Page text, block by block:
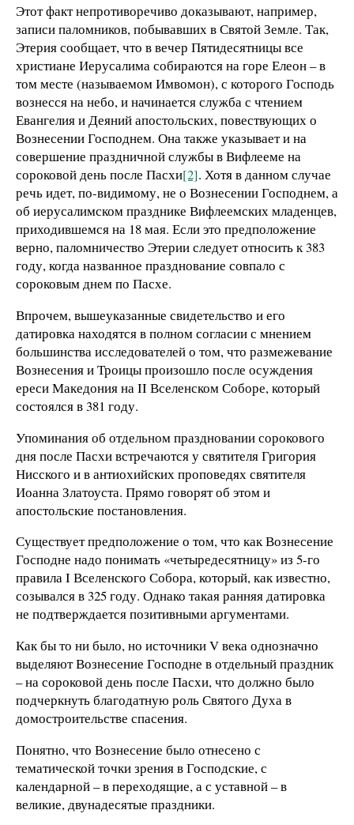
Этот факт непротиворечиво доказывают, например,
записи паломников, побывавших в Святой Земле. Так,
Этерия сообщает, что в вечер Пятидесятницы все
христиане Иерусалима собираются на горе Елеон – в
том месте (называемом Имвомон), с которого Господь
вознесся на небо, и начинается служба с чтением
Евангелия и Деяний апостольских, повествующих о
Вознесении Господнем. Она также указывает и на
совершение праздничной службы в Вифлееме на
сороковой день после Пасхи[2]. Хотя в данном случае
речь идет, по-видимому, не о Вознесении Господнем, а
об иерусалимском празднике Вифлеемских младенцев,
приходившемся на 18 мая. Если это предположение
верно, паломничество Этерии следует относить к 383
году, когда названное празднование совпало с
сороковым днем по Пасхе.
Впрочем, вышеуказанные свидетельство и его
датировка находятся в полном согласии с мнением
большинства исследователей о том, что размежевание
Вознесения и Троицы произошло после осуждения
ереси Македония на II Вселенском Соборе, который
состоялся в 381 году.
Упоминания об отдельном праздновании сорокового
дня после Пасхи встречаются у святителя Григория
Нисского и в антиохийских проповедях святителя
Иоанна Златоуста. Прямо говорят об этом и
апостольские постановления.
Существует предположение о том, что как Вознесение
Господне надо понимать «четыредесятницу» из 5-го
правила I Вселенского Собора, который, как известно,
созывался в 325 году. Однако такая ранняя датировка
не подтверждается позитивными аргументами.
Как бы то ни было, но источники V века однозначно
выделяют Вознесение Господне в отдельный праздник
– на сороковой день после Пасхи, что должно было
подчеркнуть благодатную роль Святого Духа в
домостроительстве спасения.
Понятно, что Вознесение было отнесено с
тематической точки зрения в Господские, с
календарной – в переходящие, а с уставной – в
великие, двунадесятые праздники.